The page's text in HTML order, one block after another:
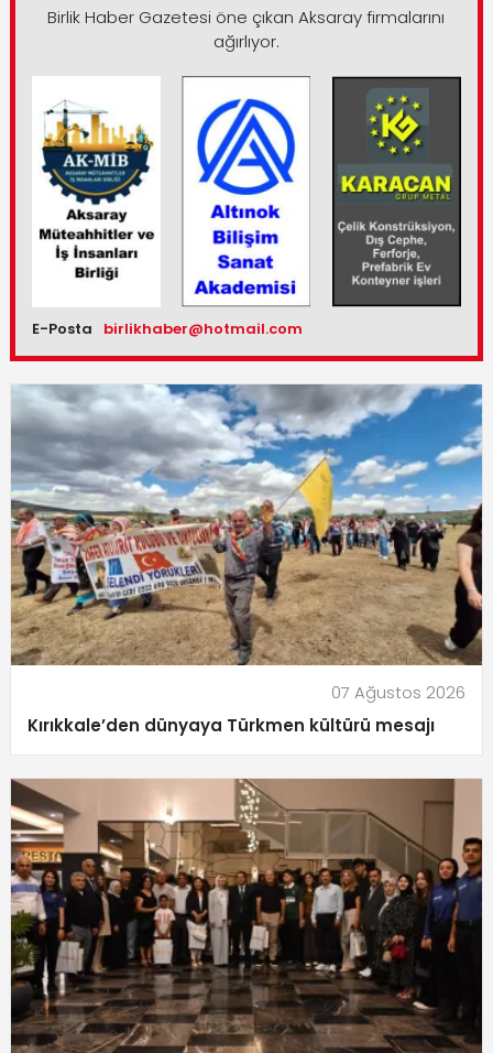
Birlik Haber Gazetesi öne çıkan Aksaray firmalarını
ağırlıyor.
E-Posta birlikhaber@hotmail.com
07 Ağustos 2026
Kırıkkale’den dünyaya Türkmen kültürü mesajı